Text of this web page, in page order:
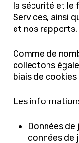
la sécurité et le
Services, ainsi
et nos rapports.
Comme de
collectons
biais de
Les
Données de
données de